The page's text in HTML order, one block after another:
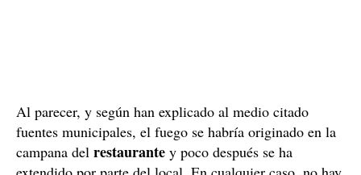
Al parecer, y según han explicado al medio citado
fuentes municipales, el fuego se habría originado en la
campana del restaurante y poco después se ha